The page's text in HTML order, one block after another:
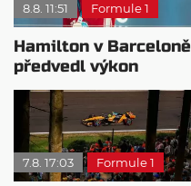
8.8. 11:51 Formule 1
Hamilton v Barceloně
předvedl výkon
pravého šampiona
7.8. 17:03 Formule 1